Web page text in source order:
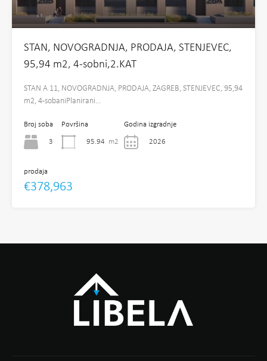
STAN, NOVOGRADNJA, PRODAJA, STENJEVEC,
95,94 m2, 4-sobni,2.KAT
STAN A 11, NOVOGRADNJA, PRODAJA, ZAGREB, STENJEVEC, 95,94
m2, 4-sobaniPlanirani…
Broj soba
3
Površina
95.94 m2
Godina izgradnje
2026
prodaja
€378,963